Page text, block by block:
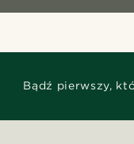
Bądź pierwszy,